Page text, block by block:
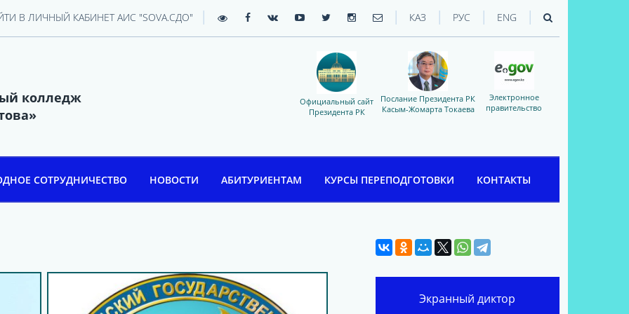
В ЛИЧНЫЙ КАБИНЕТ АИС "SOVA.СДО" | | КАЗ | РУС | ENG |
колледж
Электронное
правительство
Послание Президента РК
Касым-Жомарта Токаева
Официальный сайт
Президента РК
СОТРУДНИЧЕСТВО НОВОСТИ АБИТУРИЕНТАМ КУРСЫ ПЕРЕПОДГОТОВКИ КОНТАКТЫ
Экранный диктор